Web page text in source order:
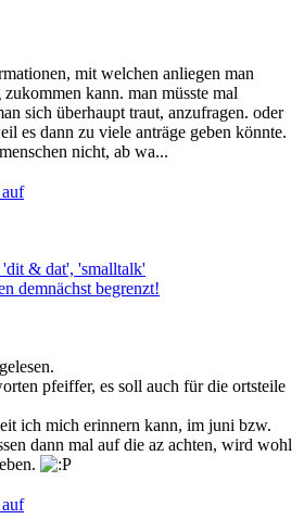
mit welchen anliegen man
kann. man müsste mal
sich überhaupt traut, anzufragen. oder
es dann zu viele anträge geben könnte.
nicht, ab wa...
& dat', 'smalltalk'
demnächst begrenzt!
pfeiffer, es soll auch für die ortsteile
ich mich erinnern kann, im juni bzw.
dann mal auf die az achten, wird wohl